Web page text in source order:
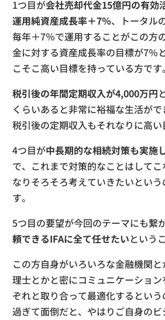
1つ目が会社売却代金15億円の有効
運用純資産成長率＋7％、トータル
毎年＋7％で運用することがこの方
金に対する資産成長率の目標が7％
こそこ高い目標を持っている方です。
税引後の年間定期収入が4,000万円
くらいあると非常に裕福な生活がで
税引後の定期収入もそれなりに高い
4つ目が中長期的な相続対策も実施
で、これまで対策的なことはして
なりそろそろ考えていきたいとい
す。
5つ目の要望が今回のテーマにも繋
頼できるIFAに全て任せたいという
この方自身がいろいろな金融機関
理士とかと密にコミュニケーショ
ぞれと取り合って最適化するとい
過ぎて面倒だと、やはりご自身の